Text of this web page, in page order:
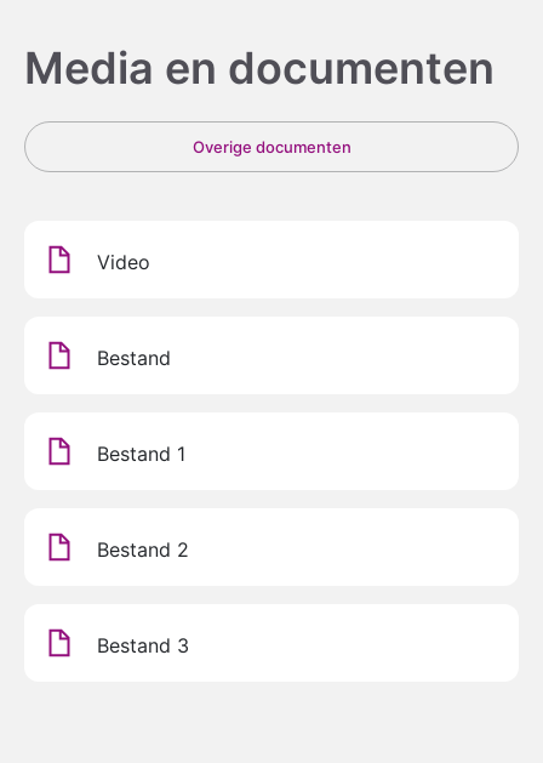
Media en documenten
Overige documenten
Video
Bestand
Bestand 1
Bestand 2
Bestand 3